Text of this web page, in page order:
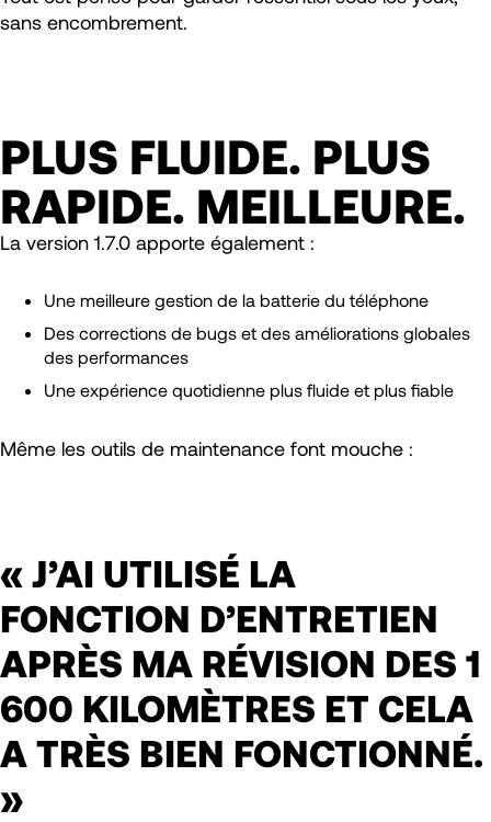
sans encombrement.
PLUS FLUIDE. PLUS
RAPIDE. MEILLEURE.
La version 1.7.0 apporte également :
Une meilleure gestion de la batterie du téléphone
Des corrections de bugs et des améliorations globales
des performances
Une expérience quotidienne plus fluide et plus fiable
Même les outils de maintenance font mouche :
« J’AI UTILISÉ LA
FONCTION D’ENTRETIEN
APRÈS MA RÉVISION DES 1
600 KILOMÈTRES ET CELA
A TRÈS BIEN FONCTIONNÉ.
»